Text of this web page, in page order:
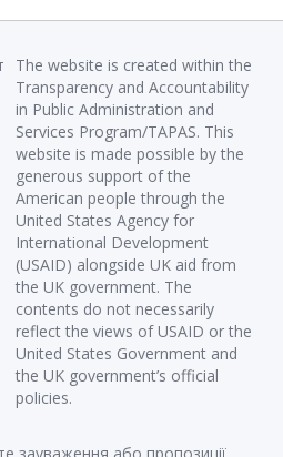
The website is created within the
Transparency and Accountability
in Public Administration and
Services Program/TAPAS. This
website is made possible by the
generous support of the
American people through the
United States Agency for
International Development
(USAID) alongside UK aid from
the UK government. The
contents do not necessarily
reflect the views of USAID or the
United States Government and
the UK government’s official
policies.